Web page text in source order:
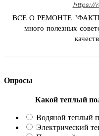
https://
ВСЕ О РЕМОНТЕ
много полезных
Опросы
Какой теплый
Водяной теплый
Электрический